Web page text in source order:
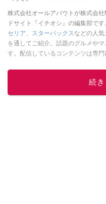
株式会社オールアバウトが株式会
ドサイト『イチオシ』の編集部です
セリア、 スターバックスなどの人
を通してご紹介。話題のグルメや
す。配信しているコンテンツは専
ニュースでフォロー
続き